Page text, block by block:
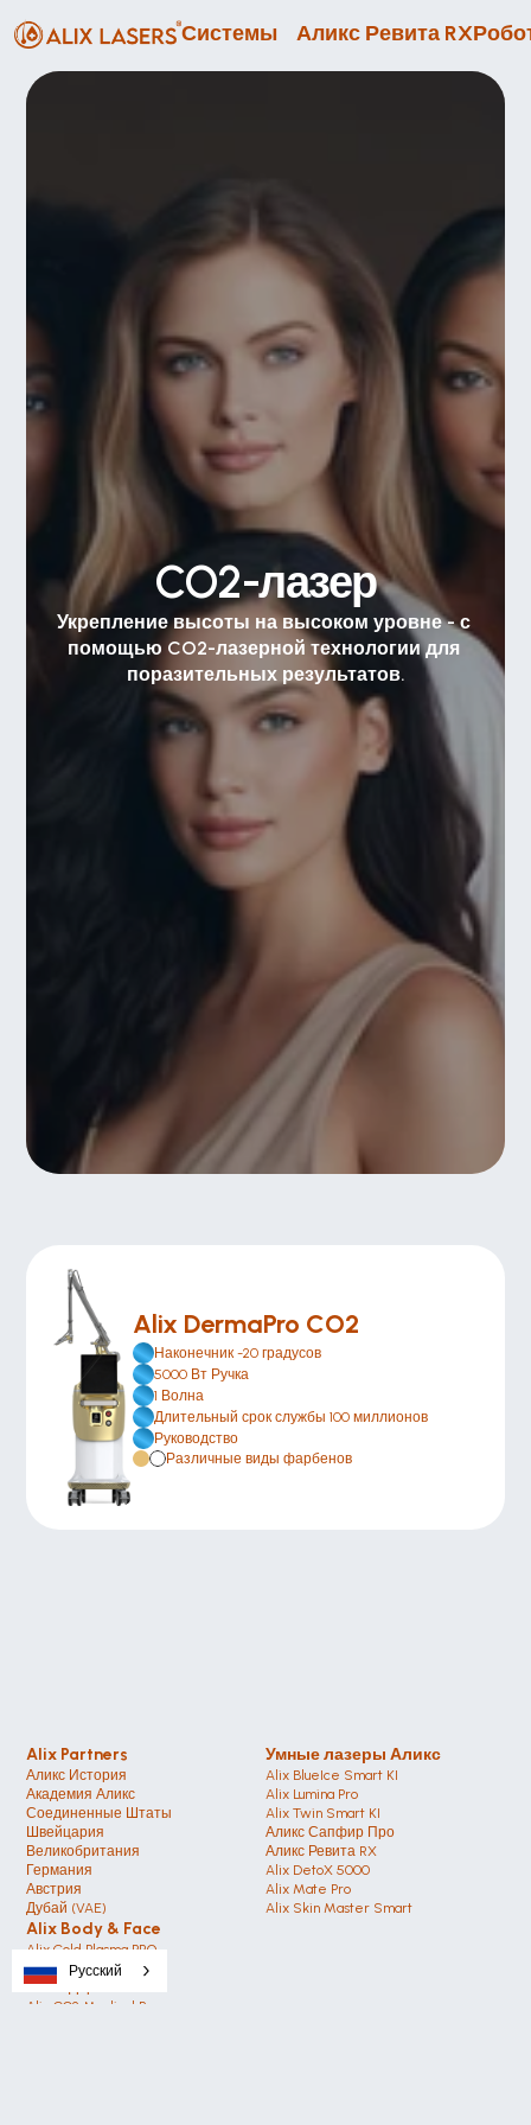
Системы Аликс Ревита RX
CO2-лазер
Укрепление высоты на высоком уровне - с
помощью CO2-лазерной технологии для
поразительных результатов.
Alix DermaPro CO2
Наконечник -20 градусов
5000 Вт Ручка
1 Волна
Длительный срок службы 100 миллионов
Руководство
Различные виды фарбенов
Alix Partners
Аликс История
Академия Аликс
Соединенные Штаты
Швейцария
Великобритания
Германия
Австрия
Дубай (VAE)
Умные лазеры Аликс
Alix BlueIce Smart KI
Alix Lumina Pro
Alix Twin Smart KI
Аликс Сапфир Про
Аликс Ревита RX
Alix DetoX 5000
Alix Mate Pro
Alix Skin Master Smart
Alix Body & Face
Alix Cold Plasma PRO
Alix Hyaluron Booster
Аликс ДермиХ12 РФ
Alix CO2 Medical Pro
Русский